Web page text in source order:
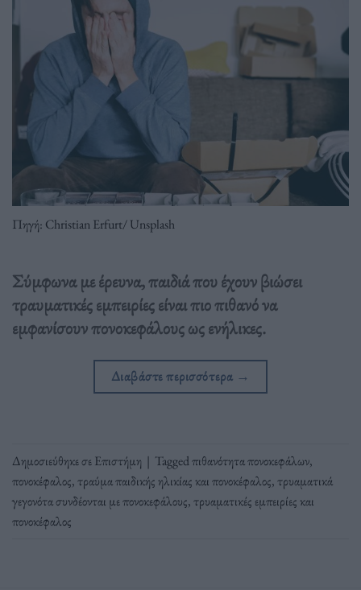
Πηγή: Christian Erfurt/ Unsplash
Σύμφωνα με έρευνα, παιδιά που έχουν βιώσει
τραυματικές εμπειρίες είναι πιο πιθανό να
εμφανίσουν πονοκεφάλους ως ενήλικες.
Διαβάστε περισσότερα →
Δημοσιεύθηκε σεΕπιστήμη | Taggedπιθανότητα πονοκεφάλων,
πονοκέφαλος,τραύμα παιδικής ηλικίας και πονοκέφαλος,τρυαματικά
γεγονότα συνδέονται με πονοκεφάλους,τρυαματικές εμπειρίες και
πονοκέφαλος